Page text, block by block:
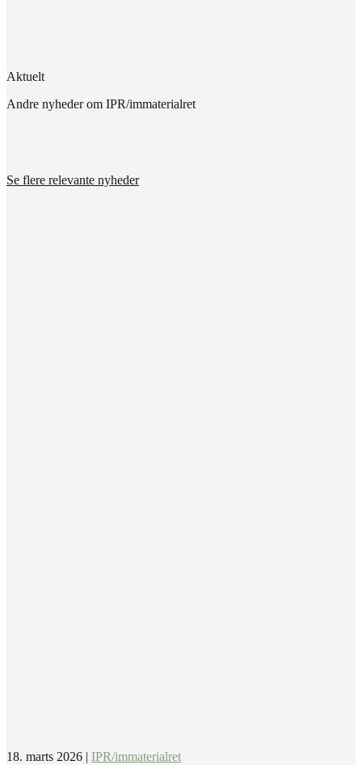
Aktuelt
Andre nyheder om IPR/immaterialret
Se flere relevante nyheder
18. marts 2026 | IPR/immaterialret